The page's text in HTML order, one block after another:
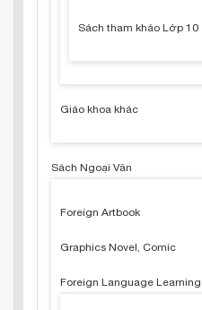
Sách tham khảo Lớp 10
Giáo khoa khác
Sách Ngoại Văn
Foreign Artbook
Graphics Novel, Comic
Foreign Language Learning